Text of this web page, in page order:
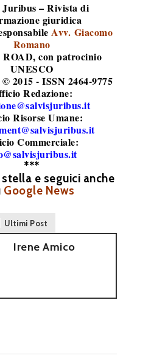
Juribus – Rivista di
giuridica
Avv. Giacomo
Romano
, con patrocinio
UNESCO
2015 - ISSN 2464-9775
Redazione:
Risorse Umane:
Commerciale:
***
e seguici anche
Google News
Ultimi Post
Irene Amico